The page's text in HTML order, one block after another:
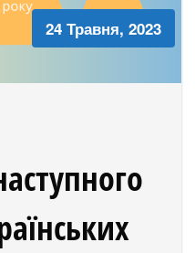
24 Травня, 2023